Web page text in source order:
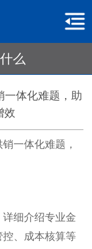
么
一体化难题，助
效
一体化难题，
细介绍专业金
控、成本核算等